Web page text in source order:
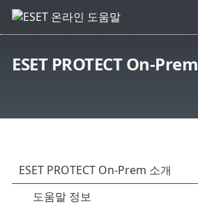
ESET PROTECT On-Prem